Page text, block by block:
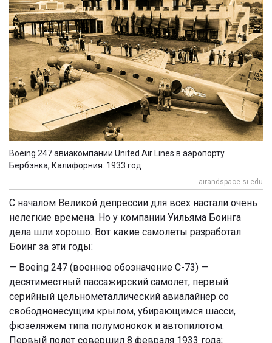
Boeing 247 авиакомпании United Air Lines в аэропорту
Бёрбэнка, Калифорния. 1933 год
airandspace.si.edu
С началом Великой депрессии для всех настали очень
нелегкие времена. Но у компании Уильяма Боинга
дела шли хорошо. Вот какие самолеты разработал
Боинг за эти годы:
— Boeing 247 (военное обозначение С-73) —
десятиместный пассажирский самолет, первый
серийный цельнометаллический авиалайнер со
свободнонесущим крылом, убирающимся шасси,
фюзеляжем типа полумонокок и автопилотом.
Первый полет совершил 8 февраля 1933 года;